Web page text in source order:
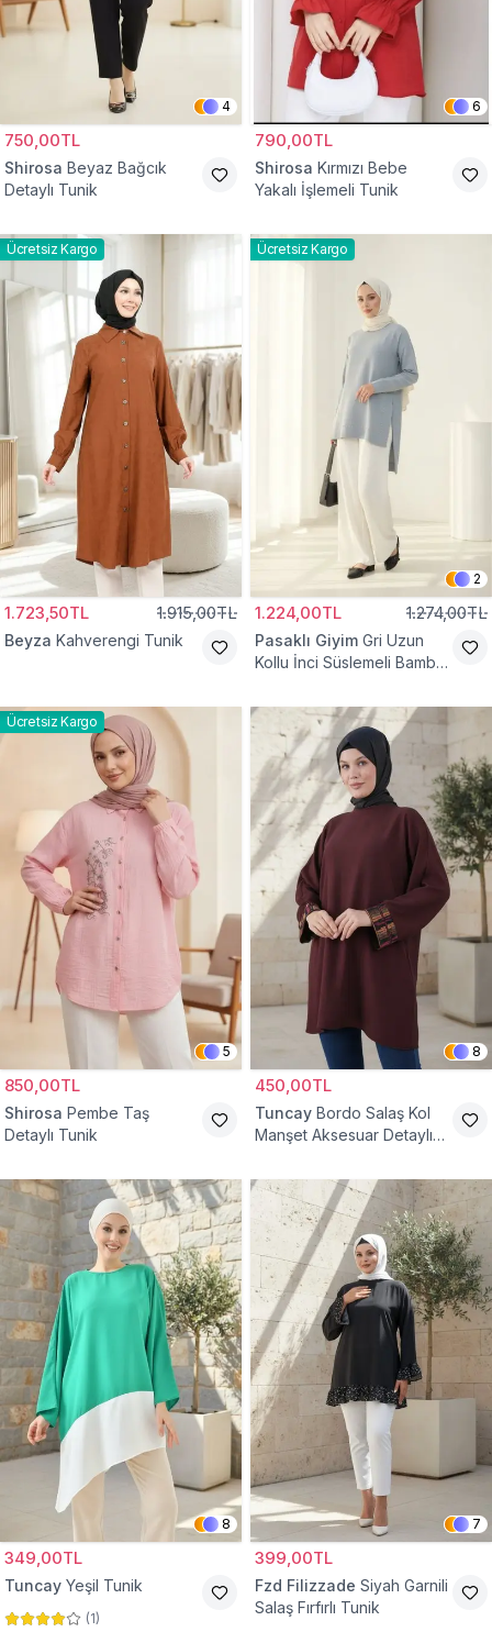
4
750,00TL
Shirosa Beyaz Bağcık
Detaylı Tunik
6
790,00TL
Shirosa Kırmızı Bebe
Yakalı İşlemeli Tunik
Ücretsiz Kargo
1.723,50TL 1.915,00TL
Beyza Kahverengi Tunik
Ücretsiz Kargo
2
1.224,00TL 1.274,00TL
Pasaklı Giyim Gri Uzun
Kollu İnci Süslemeli Bambu
Ücretsiz Kargo
5
850,00TL
Shirosa Pembe Taş
Detaylı Tunik
8
450,00TL
Tuncay Bordo Salaş Kol
Manşet Aksesuar Detaylı
8
349,00TL
Tuncay Yeşil Tunik
(1)
7
399,00TL
Fzd Filizzade Siyah Garnili
Salaş Fırfırlı Tunik